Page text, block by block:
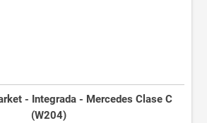
- Integrada - Mercedes Clase C
(W204)